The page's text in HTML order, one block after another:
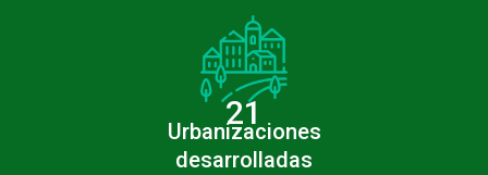
21
Urbanizaciones
desarrolladas